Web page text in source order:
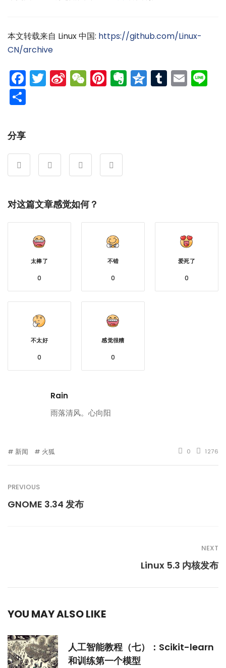
本文转载来自 Linux 中国: https://github.com/Linux-
CN/archive
Facebook
Twitter
Sina
Weibo
WeChat
Pinterest
Evernote
Qzone
Tumblr
分享
对这篇文章感觉如何？
太棒了
0
不错
0
爱死了
0
不太好
0
感觉很糟
0
Rain
雨落清风。心向阳
新闻 火狐 0 1276
PREVIOUS
GNOME 3.34 发布
NEXT
Linux 5.3 内核发布
YOU MAY ALSO LIKE
人工智能教程（七）：Scikit-learn
和训练第一个模型